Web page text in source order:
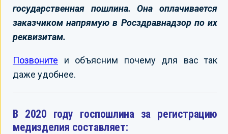
государственная пошлина. Она оплачивается
заказчиком напрямую в Росздравнадзор по их
реквизитам.
Позвоните и объясним почему для вас так
даже удобнее.
В 2020 году госпошлина за регистрацию
медизделия составляет: